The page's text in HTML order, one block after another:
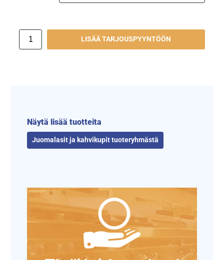
LISÄÄ TARJOUSPYYNTÖÖN
Näytä lisää tuotteita
Juomalasit ja kahvikupit tuoteryhmästä